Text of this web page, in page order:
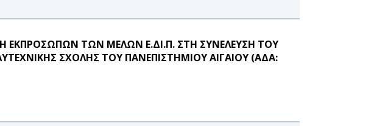
ΕΚΠΡΟΣΩΠΩΝ ΤΩΝ ΜΕΛΩΝ Ε.ΔΙ.Π. ΣΤΗ ΣΥΝΕΛΕΥΣΗ ΤΟΥ
ΣΧΟΛΗΣ ΤΟΥ ΠΑΝΕΠΙΣΤΗΜΙΟΥ ΑΙΓΑΙΟΥ (ΑΔΑ: